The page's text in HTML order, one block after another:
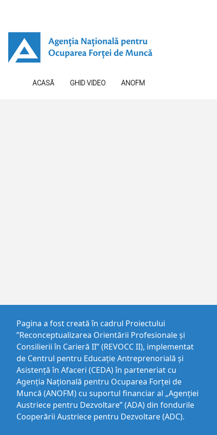
ACASĂ GHID VIDEO ANOFM
Pagina a fost creată în cadrul Proiectului
”Reconceptualizarea Orientării Profesionale și
Consilierii în Carieră II” (REVOCC II), implementat
de Centrul pentru Educaţie Antreprenorială şi
Asistenţă în Afaceri (CEDA) în parteneriat cu
Agenția Națională pentru Ocuparea Forței de
Muncă (ANOFM) cu suportul financiar al „Agenției
Austriece pentru Dezvoltare” (ADA) din fondurile
Cooperării Austriece pentru Dezvoltare (ADC).